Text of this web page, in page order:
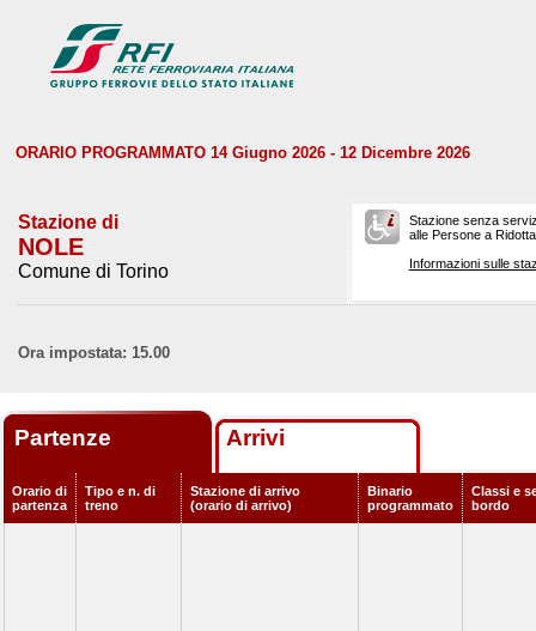
ORARIO PROGRAMMATO 14 Giugno 2026 - 12 Dicembre 2026
Stazione di
NOLE
Comune di Torino
Stazione senza
alle Persone a
Informazioni sulle
Ora impostata: 15.00
Partenze Arrivi
Orario di
partenza
Tipo e n. di
treno
Stazione di arrivo
(orario di arrivo)
Binario
programmato
Classi e
bordo